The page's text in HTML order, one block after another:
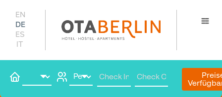
EN
DE
ES
IT
Hier buchen